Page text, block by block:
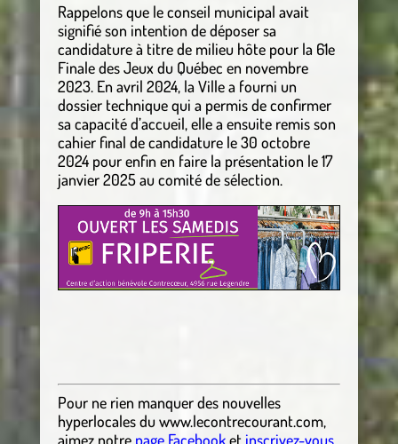
Rappelons que le conseil municipal avait
signifié son intention de déposer sa
candidature à titre de milieu hôte pour la 61e
Finale des Jeux du Québec en novembre
2023. En avril 2024, la Ville a fourni un
dossier technique qui a permis de confirmer
sa capacité d’accueil, elle a ensuite remis son
cahier final de candidature le 30 octobre
2024 pour enfin en faire la présentation le 17
janvier 2025 au comité de sélection.
Pour ne rien manquer des nouvelles
hyperlocalesdu www.lecontrecourant.com,
aimez notre page Facebooket inscrivez-vous